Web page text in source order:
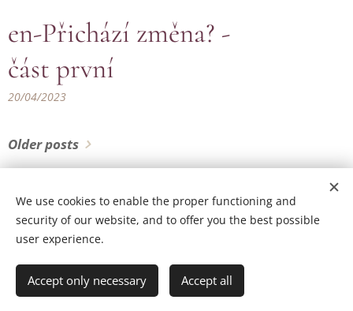
en-Přichází změna? -
část první
20/04/2023
Older posts
© Copyright by Zohran & Bluetme 2024 | All rights reserved.
Created by the company Bluetme a business partner of Webnode AG.
Cookies
We use cookies to enable the proper functioning and
security of our website, and to offer you the best possible
user experience.
Accept only necessary Accept all